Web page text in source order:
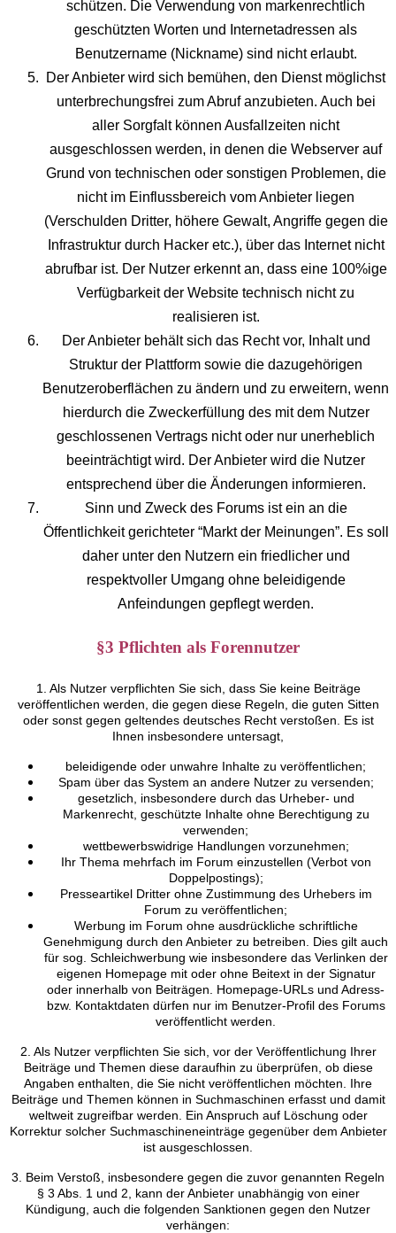
schützen. Die Verwendung von markenrechtlich
geschützten Worten und Internetadressen als
Benutzername (Nickname) sind nicht erlaubt.
Der Anbieter wird sich bemühen, den Dienst möglichst
unterbrechungsfrei zum Abruf anzubieten. Auch bei
aller Sorgfalt können Ausfallzeiten nicht
ausgeschlossen werden, in denen die Webserver auf
Grund von technischen oder sonstigen Problemen, die
nicht im Einflussbereich vom Anbieter liegen
(Verschulden Dritter, höhere Gewalt, Angriffe gegen die
Infrastruktur durch Hacker etc.), über das Internet nicht
abrufbar ist. Der Nutzer erkennt an, dass eine 100%ige
Verfügbarkeit der Website technisch nicht zu
realisieren ist.
Der Anbieter behält sich das Recht vor, Inhalt und
Struktur der Plattform sowie die dazugehörigen
Benutzeroberflächen zu ändern und zu erweitern, wenn
hierdurch die Zweckerfüllung des mit dem Nutzer
geschlossenen Vertrags nicht oder nur unerheblich
beeinträchtigt wird. Der Anbieter wird die Nutzer
entsprechend über die Änderungen informieren.
Sinn und Zweck des Forums ist ein an die
Öffentlichkeit gerichteter “Markt der Meinungen”. Es soll
daher unter den Nutzern ein friedlicher und
respektvoller Umgang ohne beleidigende
Anfeindungen gepflegt werden.
§3 Pflichten als Forennutzer
1. Als Nutzer verpflichten Sie sich, dass Sie keine Beiträge
veröffentlichen werden, die gegen diese Regeln, die guten Sitten
oder sonst gegen geltendes deutsches Recht verstoßen. Es ist
Ihnen insbesondere untersagt,
beleidigende oder unwahre Inhalte zu veröffentlichen;
Spam über das System an andere Nutzer zu versenden;
gesetzlich, insbesondere durch das Urheber- und
Markenrecht, geschützte Inhalte ohne Berechtigung zu
verwenden;
wettbewerbswidrige Handlungen vorzunehmen;
Ihr Thema mehrfach im Forum einzustellen (Verbot von
Doppelpostings);
Presseartikel Dritter ohne Zustimmung des Urhebers im
Forum zu veröffentlichen;
Werbung im Forum ohne ausdrückliche schriftliche
Genehmigung durch den Anbieter zu betreiben. Dies gilt auch
für sog. Schleichwerbung wie insbesondere das Verlinken der
eigenen Homepage mit oder ohne Beitext in der Signatur
oder innerhalb von Beiträgen. Homepage-URLs und Adress-
bzw. Kontaktdaten dürfen nur im Benutzer-Profil des Forums
veröffentlicht werden.
2. Als Nutzer verpflichten Sie sich, vor der Veröffentlichung Ihrer
Beiträge und Themen diese daraufhin zu überprüfen, ob diese
Angaben enthalten, die Sie nicht veröffentlichen möchten. Ihre
Beiträge und Themen können in Suchmaschinen erfasst und damit
weltweit zugreifbar werden. Ein Anspruch auf Löschung oder
Korrektur solcher Suchmaschineneinträge gegenüber dem Anbieter
ist ausgeschlossen.
3. Beim Verstoß, insbesondere gegen die zuvor genannten Regeln
§ 3 Abs. 1 und 2, kann der Anbieter unabhängig von einer
Kündigung, auch die folgenden Sanktionen gegen den Nutzer
verhängen: